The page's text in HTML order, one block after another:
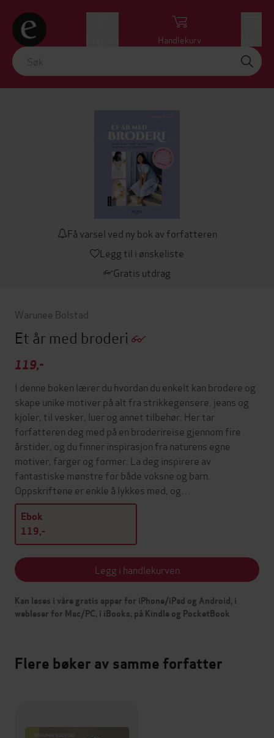
Handlekurv
Få varsel ved ny bok av forfatteren
Legg til i ønskeliste
Gratis utdrag
Warunee Bolstad
Et år med broderi
119,-
I denne boken lærer du hvordan du enkelt kan brodere og
skape unike motiver på alt fra strikkegensere, jeans og
kjoler, til vesker, luer og annet tilbehør. Her tar
forfatteren deg med på en broderireise gjennom fire
årstider, og du finner inspirasjon fra naturens egne
motiver, farger og former. La deg inspirere av
fantastiske mønstre for både voksne og barn.
Oppskriftene er enkle å lykkes med, og…
Ebok
119,-
Legg i handlekurven
Kan leses i våre gratis apper for iPhone/iPad og Android, i
webleser for Mac/PC, i iBooks, på Kindle og PocketBook
Flere bøker av samme forfatter